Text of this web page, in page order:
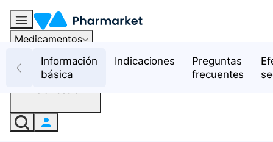
Medicamentos
RecursosInformación
básica
Indicaciones
Preguntas
frecuentes